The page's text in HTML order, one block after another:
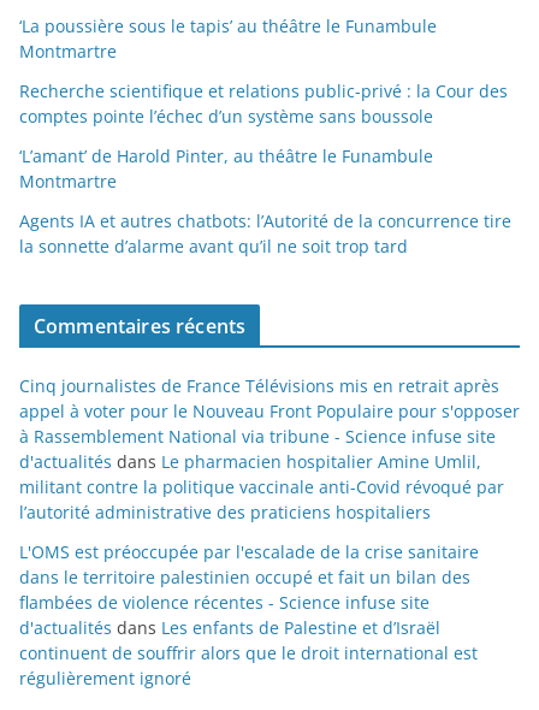
‘La poussière sous le tapis’ au théâtre le Funambule
Montmartre
Recherche scientifique et relations public-privé : la Cour des
comptes pointe l’échec d’un système sans boussole
‘L’amant’ de Harold Pinter, au théâtre le Funambule
Montmartre
Agents IA et autres chatbots: l’Autorité de la concurrence tire
la sonnette d’alarme avant qu’il ne soit trop tard
Commentaires récents
Cinq journalistes de France Télévisions mis en retrait après
appel à voter pour le Nouveau Front Populaire pour s'opposer
à Rassemblement National via tribune - Science infuse site
d'actualités dans Le pharmacien hospitalier Amine Umlil,
militant contre la politique vaccinale anti-Covid révoqué par
l’autorité administrative des praticiens hospitaliers
L'OMS est préoccupée par l'escalade de la crise sanitaire
dans le territoire palestinien occupé et fait un bilan des
flambées de violence récentes - Science infuse site
d'actualités dans Les enfants de Palestine et d’Israël
continuent de souffrir alors que le droit international est
régulièrement ignoré